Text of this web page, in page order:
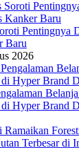
Pentingnya
Baru
2026
di Hyper Brand